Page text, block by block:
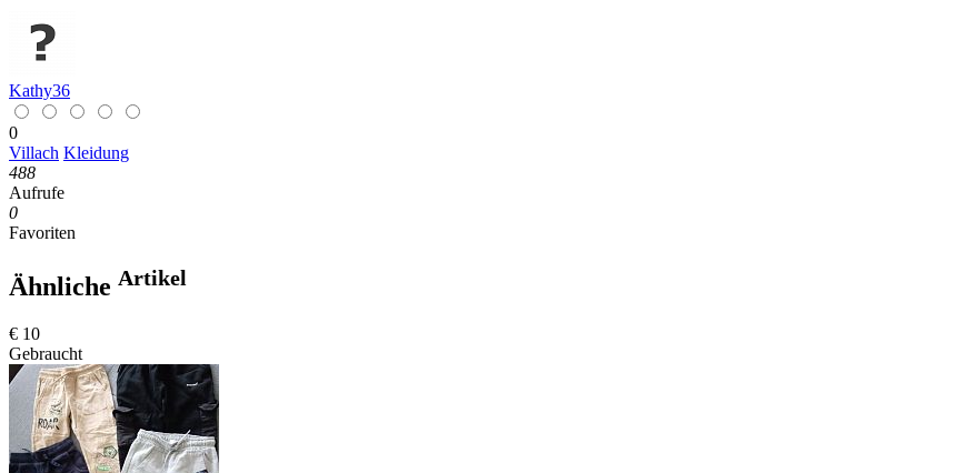
Kathy36
0
Villach Kleidung
488
Aufrufe
0
Favoriten
Ähnliche Artikel
€ 10
Gebraucht